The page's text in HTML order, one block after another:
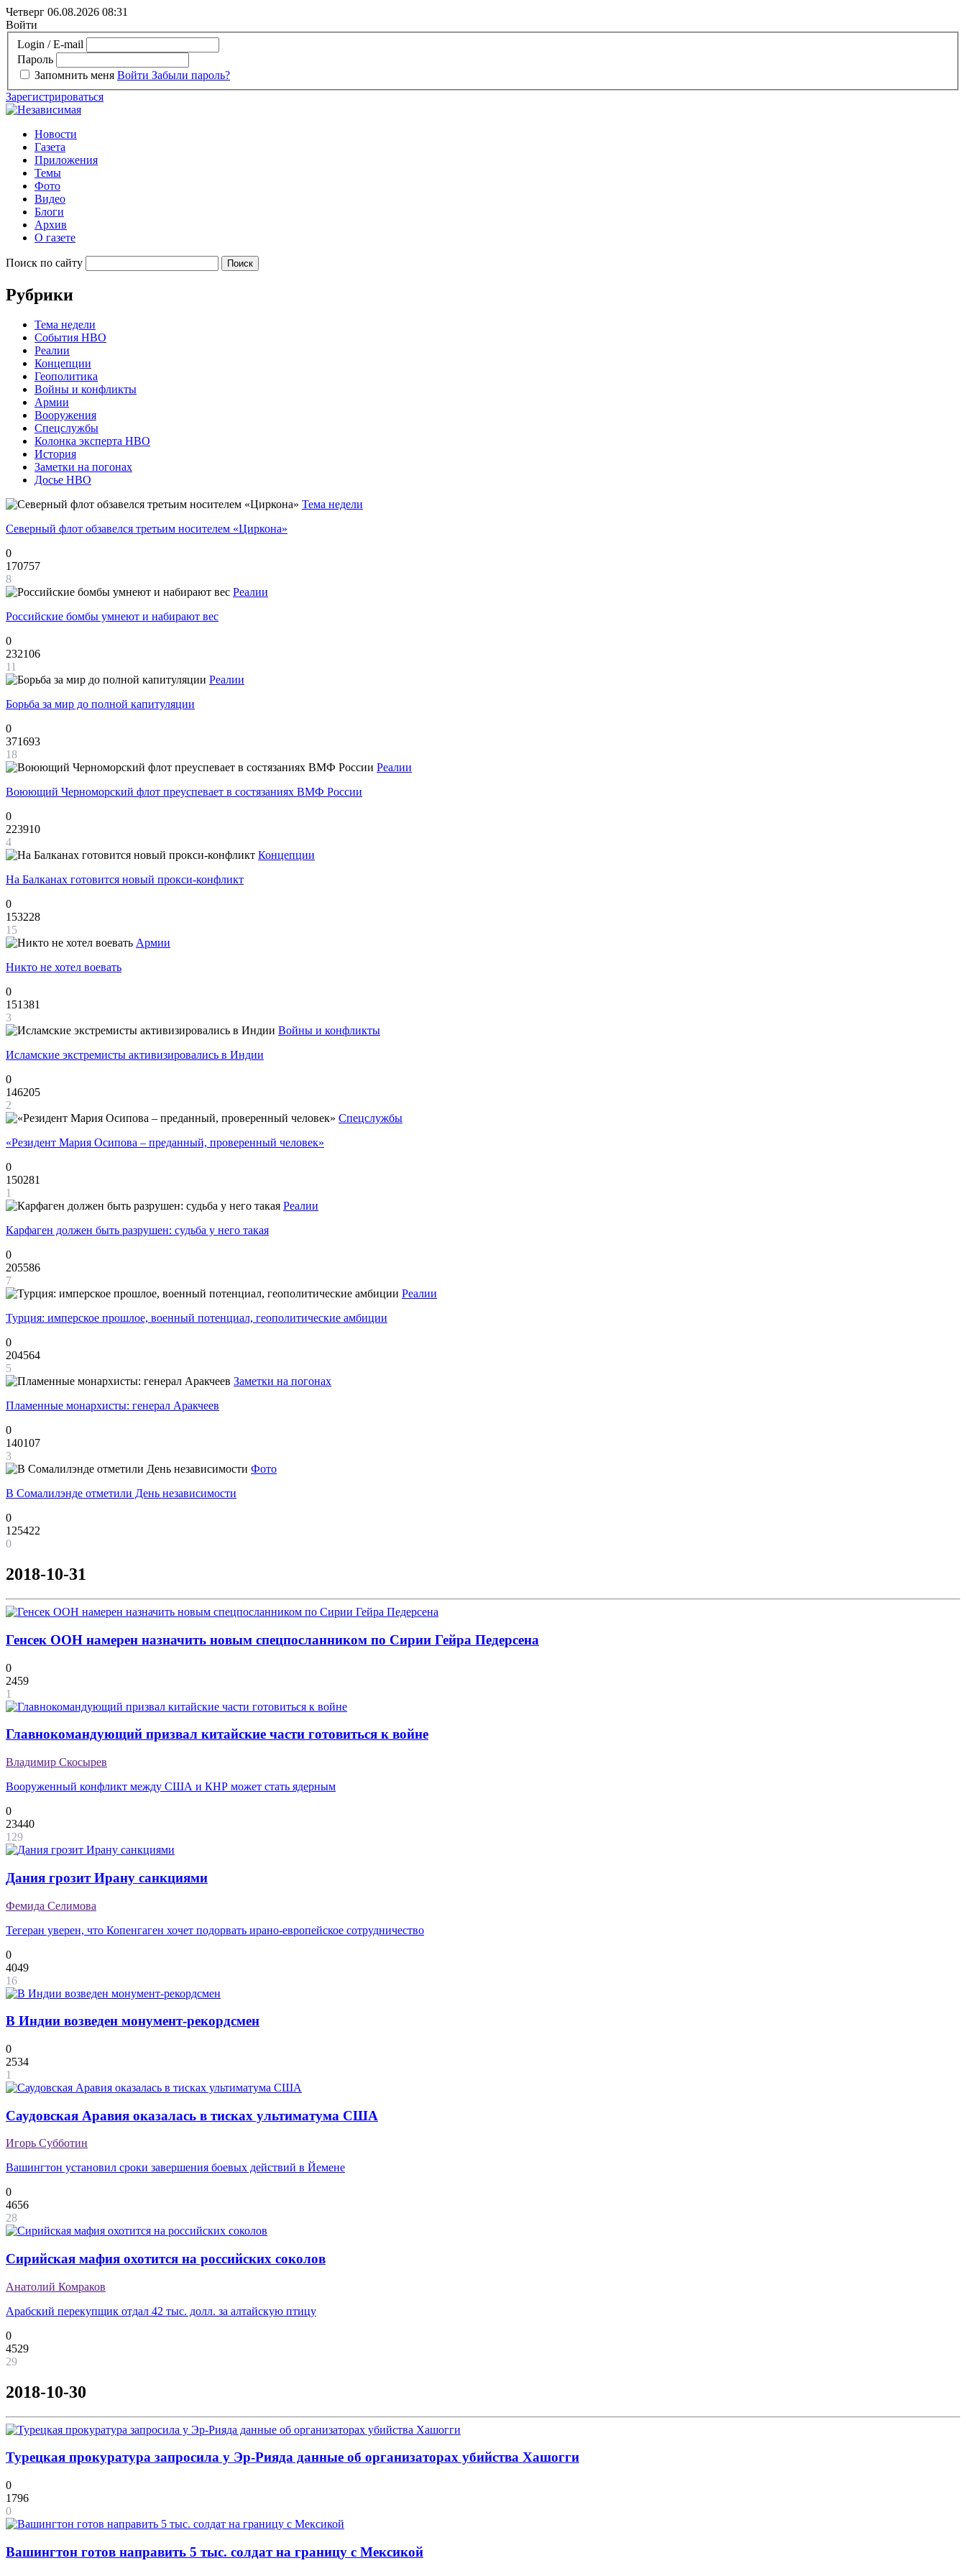
Четверг 06.08.2026 08:31
Войти
Login / E-mail
Пароль
Запомнить меня Войти Забыли пароль?
Зарегистрироваться
Новости
Газета
Приложения
Темы
Фото
Видео
Блоги
Архив
О газете
Поиск по сайту
Рубрики
Тема недели
События НВО
Реалии
Концепции
Геополитика
Войны и конфликты
Армии
Вооружения
Спецслужбы
Колонка эксперта НВО
История
Заметки на погонах
Досье НВО
Тема недели
Северный флот обзавелся третьим носителем «Циркона»
0
170757
8
Реалии
Российские бомбы умнеют и набирают вес
0
232106
11
Реалии
Борьба за мир до полной капитуляции
0
371693
18
Реалии
Воюющий Черноморский флот преуспевает в состязаниях ВМФ России
0
223910
4
Концепции
На Балканах готовится новый прокси-конфликт
0
153228
15
Армии
Никто не хотел воевать
0
151381
3
Войны и конфликты
Исламские экстремисты активизировались в Индии
0
146205
2
Спецслужбы
«Резидент Мария Осипова – преданный, проверенный человек»
0
150281
1
Реалии
Карфаген должен быть разрушен: судьба у него такая
0
205586
7
Реалии
Турция: имперское прошлое, военный потенциал, геополитические амбиции
0
204564
5
Заметки на погонах
Пламенные монархисты: генерал Аракчеев
0
140107
3
Фото
В Сомалилэнде отметили День независимости
0
125422
0
2018-10-31
Генсек ООН намерен назначить новым спецпосланником по Сирии Гейра Педерсена
0
2459
1
Главнокомандующий призвал китайские части готовиться к войне
Владимир Скосырев
Вооруженный конфликт между США и КНР может стать ядерным
0
23440
129
Дания грозит Ирану санкциями
Фемида Селимова
Тегеран уверен, что Копенгаген хочет подорвать ирано-европейское сотрудничество
0
4049
16
В Индии возведен монумент-рекордсмен
0
2534
1
Саудовская Аравия оказалась в тисках ультиматума США
Игорь Субботин
Вашингтон установил сроки завершения боевых действий в Йемене
0
4656
28
Сирийская мафия охотится на российских соколов
Анатолий Комраков
Арабский перекупщик отдал 42 тыс. долл. за алтайскую птицу
0
4529
29
2018-10-30
Турецкая прокуратура запросила у Эр-Рияда данные об организаторах убийства Хашогги
0
1796
0
Вашингтон готов направить 5 тыс. солдат на границу с Мексикой